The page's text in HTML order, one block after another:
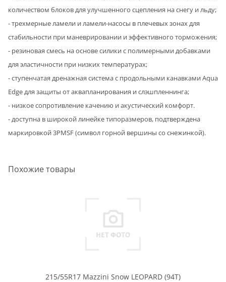
количеством блоков для улучшенного сцепления на снегу и льду;
- трехмерные ламели и ламели-насосы в плечевых зонах для
стабильности при маневрировании и эффективного торможения;
- резиновая смесь на основе силики с полимерными добавками
для эластичности при низких температурах;
- ступенчатая дренажная система с продольными канавками Aqua
Edge для защиты от аквапланирования и слэшпленнинга;
- низкое сопротивление качению и акустический комфорт.
- доступна в широкой линейке типоразмеров, подтверждена
маркировкой 3PMSF (символ горной вершины со снежинкой).
Похожие товары
215/55R17 Mazzini Snow LEOPARD (94T)